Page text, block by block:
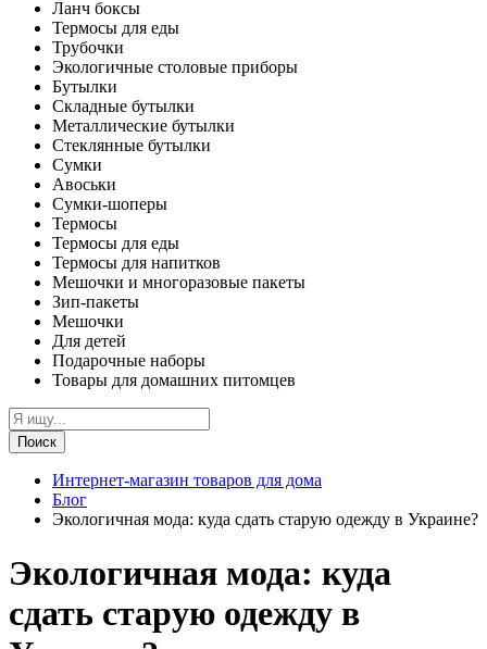
Ланч боксы
Термосы для еды
Трубочки
Экологичные столовые приборы
Бутылки
Складные бутылки
Металлические бутылки
Стеклянные бутылки
Сумки
Авоськи
Сумки-шоперы
Термосы
Термосы для еды
Термосы для напитков
Мешочки и многоразовые пакеты
Зип-пакеты
Мешочки
Для детей
Подарочные наборы
Товары для домашних питомцев
Поиск
Интернет-магазин товаров для дома
Блог
Экологичная мода: куда сдать старую одежду в Украине?
Экологичная мода: куда
сдать старую одежду в